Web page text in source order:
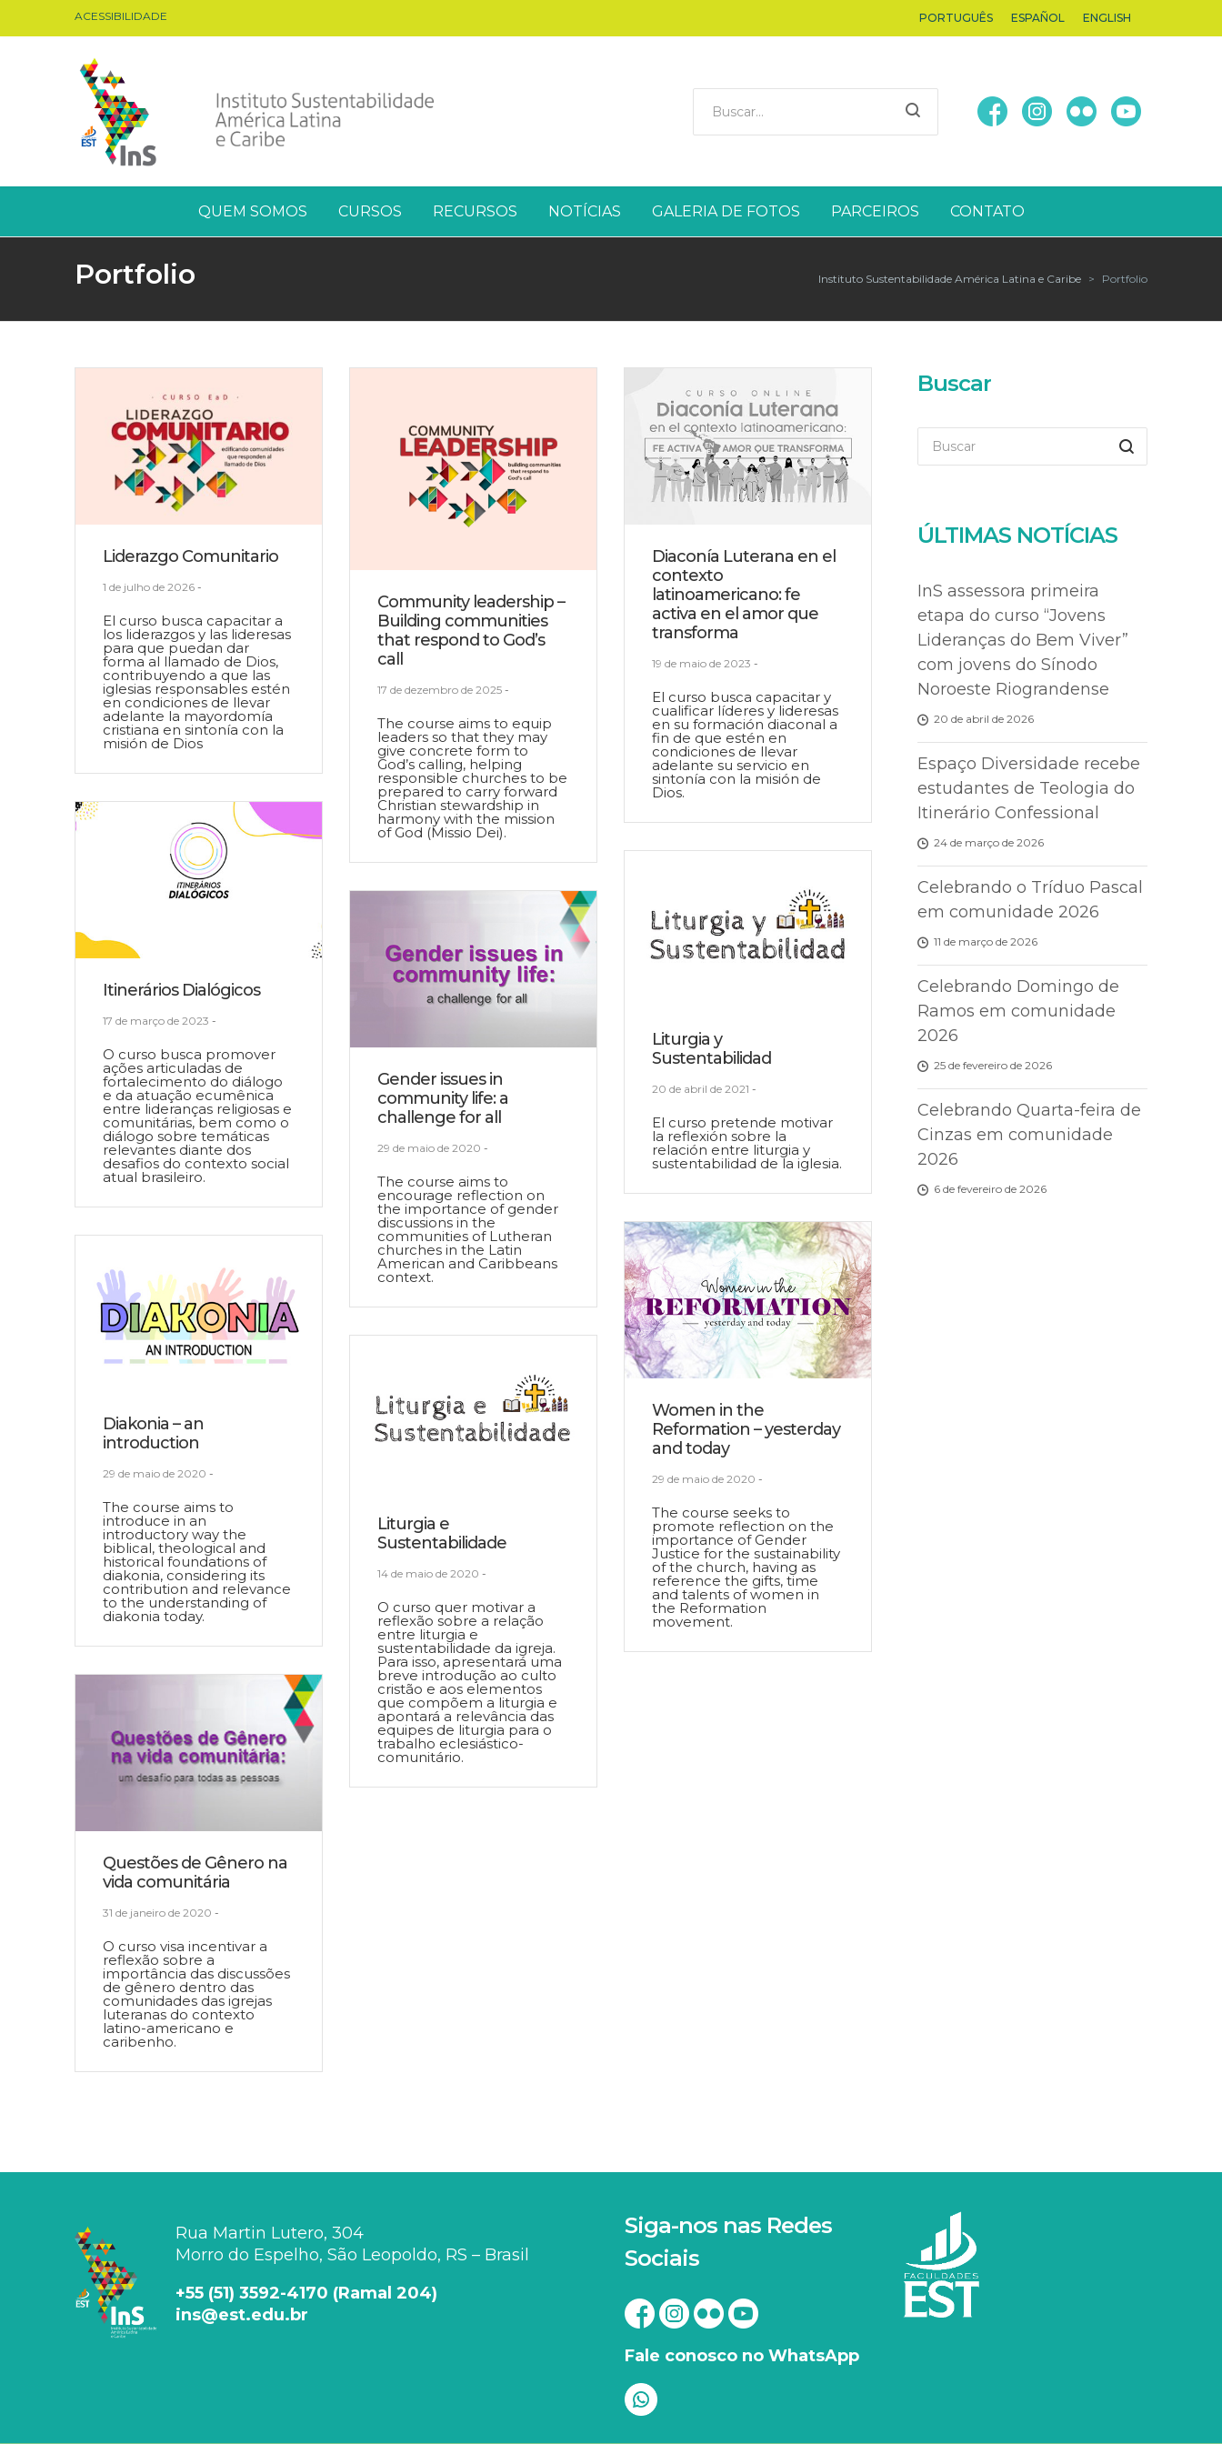
ACESSIBILIDADE PORTUGUÊS ESPAÑOL ENGLISH
QUEM SOMOS CURSOS RECURSOS NOTÍCIAS GALERIA DE FOTOS PARCEIROS CONTATO
Portfolio Instituto Sustentabilidade América Latina e Caribe > Portfolio
Liderazgo Comunitario
1 de julho de 2026 -
El curso busca capacitar a
los liderazgos y las lideresas
para que puedan dar
forma al llamado de Dios,
contribuyendo a que las
iglesias responsables estén
en condiciones de llevar
adelante la mayordomía
cristiana en sintonía con la
misión de Dios
Community leadership –
Building communities
that respond to God’s
call
17 de dezembro de 2025 -
The course aims to equip
leaders so that they may
give concrete form to
God’s calling, helping
responsible churches to be
prepared to carry forward
Christian stewardship in
harmony with the mission
of God (Missio Dei).
Diaconía Luterana en el
contexto
latinoamericano: fe
activa en el amor que
transforma
19 de maio de 2023 -
El curso busca capacitar y
cualificar líderes y lideresas
en su formación diaconal a
fin de que estén en
condiciones de llevar
adelante su servicio en
sintonía con la misión de
Dios.
Itinerários Dialógicos
17 de março de 2023 -
O curso busca promover
ações articuladas de
fortalecimento do diálogo
e da atuação ecumênica
entre lideranças religiosas e
comunitárias, bem como o
diálogo sobre temáticas
relevantes diante dos
desafios do contexto social
atual brasileiro.
Liturgia y
Sustentabilidad
20 de abril de 2021 -
El curso pretende motivar
la reflexión sobre la
relación entre liturgia y
sustentabilidad de la iglesia.
Gender issues in
community life: a
challenge for all
29 de maio de 2020 -
The course aims to
encourage reflection on
the importance of gender
discussions in the
communities of Lutheran
churches in the Latin
American and Caribbeans
context.
Women in the
Reformation – yesterday
and today
29 de maio de 2020 -
The course seeks to
promote reflection on the
importance of Gender
Justice for the sustainability
of the church, having as
reference the gifts, time
and talents of women in
the Reformation
movement.
Diakonia – an
introduction
29 de maio de 2020 -
The course aims to
introduce in an
introductory way the
biblical, theological and
historical foundations of
diakonia, considering its
contribution and relevance
to the understanding of
diakonia today.
Liturgia e
Sustentabilidade
14 de maio de 2020 -
O curso quer motivar a
reflexão sobre a relação
entre liturgia e
sustentabilidade da igreja.
Para isso, apresentará uma
breve introdução ao culto
cristão e aos elementos
que compõem a liturgia e
apontará a relevância das
equipes de liturgia para o
trabalho eclesiástico-
comunitário.
Questões de Gênero na
vida comunitária
31 de janeiro de 2020 -
O curso visa incentivar a
reflexão sobre a
importância das discussões
de gênero dentro das
comunidades das igrejas
luteranas do contexto
latino-americano e
caribenho.
Buscar
ÚLTIMAS NOTÍCIAS
InS assessora primeira
etapa do curso “Jovens
Lideranças do Bem Viver”
com jovens do Sínodo
Noroeste Riograndense
20 de abril de 2026
Espaço Diversidade recebe
estudantes de Teologia do
Itinerário Confessional
24 de março de 2026
Celebrando o Tríduo Pascal
em comunidade 2026
11 de março de 2026
Celebrando Domingo de
Ramos em comunidade
2026
25 de fevereiro de 2026
Celebrando Quarta-feira de
Cinzas em comunidade
2026
6 de fevereiro de 2026
Rua Martin Lutero, 304
Morro do Espelho, São Leopoldo, RS – Brasil
+55 (51) 3592-4170 (Ramal 204)
ins@est.edu.br
Siga-nos nas Redes
Sociais
Fale conosco no WhatsApp